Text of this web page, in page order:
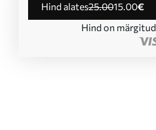
Hind alates25.0015.00€
Hind on märgitud